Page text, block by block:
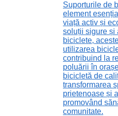
Suporturile de
element
viață activ și
soluții sigure și
biciclete,
utilizarea
contribuind la
poluării în
bicicletă de
transformarea
prietenoase și
promovând
comunitate.